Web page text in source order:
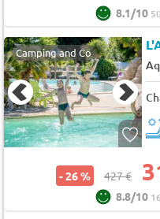
8.1/10
Camping and Co
- 26 % 427 €
8.8/10